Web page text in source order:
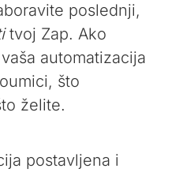
poslednji,
tvoj Zap. Ako
automatizacija
što
želite.
postavljena i